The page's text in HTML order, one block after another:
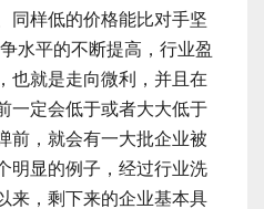
同样低的价格能比对手坚
水平的不断提高，行业盈
也就是走向微利，并且在
一定会低于或者大大低于
前，就会有一大批企业被
明显的例子，经过行业洗
来，剩下来的企业基本具